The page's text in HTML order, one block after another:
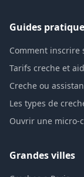
Guides
Comment inscrire
Tarifs creche et
Creche ou
Les types de
Ouvrir une micro-
Grandes villes